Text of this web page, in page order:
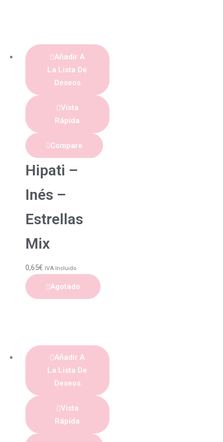
Añadir A
La Lista De
Deseos
Vista
Rápida
Compare
Hipati –
Inés –
Estrellas
Mix
0,65€ IVA Incluido
Agotado
Añadir A
La Lista De
Deseos
Vista
Rápida